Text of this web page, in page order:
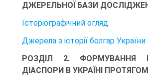
ДЖЕРЕЛЬНОЇ БАЗИ
Історіографічний огляд.
Джерела з історії болгар
РОЗДІЛ 2. ФОРМУВАННЯ
ДІАСПОРИ В УКРАЇНІ ПРОТЯГОМ